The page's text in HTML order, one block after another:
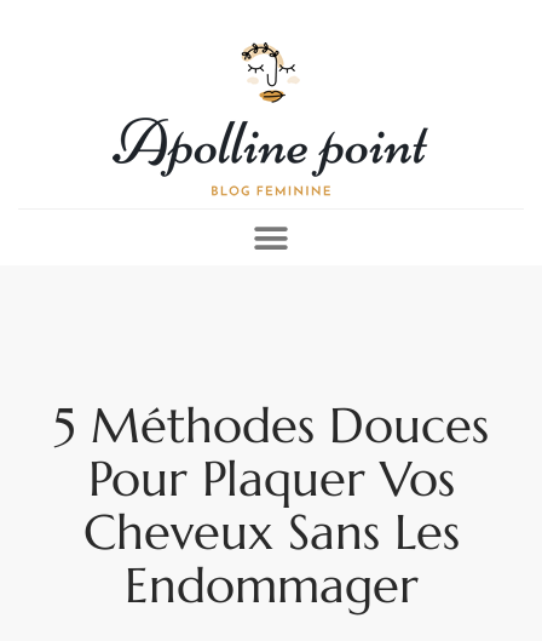
5 Méthodes Douces
Pour Plaquer Vos
Cheveux Sans Les
Endommager